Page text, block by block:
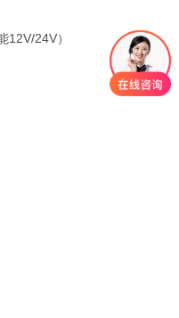
12V/24V）